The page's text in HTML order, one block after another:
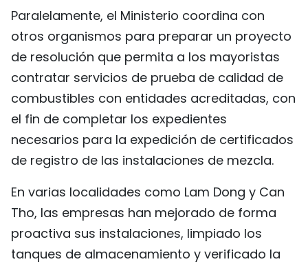
Paralelamente, el Ministerio coordina con
otros organismos para preparar un proyecto
de resolución que permita a los mayoristas
contratar servicios de prueba de calidad de
combustibles con entidades acreditadas, con
el fin de completar los expedientes
necesarios para la expedición de certificados
de registro de las instalaciones de mezcla.
En varias localidades como Lam Dong y Can
Tho, las empresas han mejorado de forma
proactiva sus instalaciones, limpiado los
tanques de almacenamiento y verificado la